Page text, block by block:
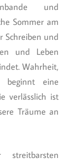
und
Sommer am
Schreiben und
und Leben
Wahrheit,
eine
verlässlich ist
Träume an